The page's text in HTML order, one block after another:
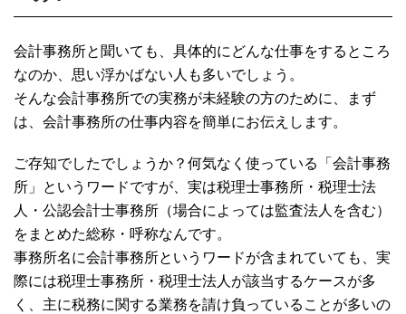
会計事務所と聞いても、具体的にどんな仕事をするところ
なのか、思い浮かばない人も多いでしょう。
そんな会計事務所での実務が未経験の方のために、まず
は、会計事務所の仕事内容を簡単にお伝えします。
ご存知でしたでしょうか？何気なく使っている「会計事務
所」というワードですが、実は税理士事務所・税理士法
人・公認会計士事務所（場合によっては監査法人を含む）
をまとめた総称・呼称なんです。
事務所名に会計事務所というワードが含まれていても、実
際には税理士事務所・税理士法人が該当するケースが多
く、主に税務に関する業務を請け負っていることが多いの